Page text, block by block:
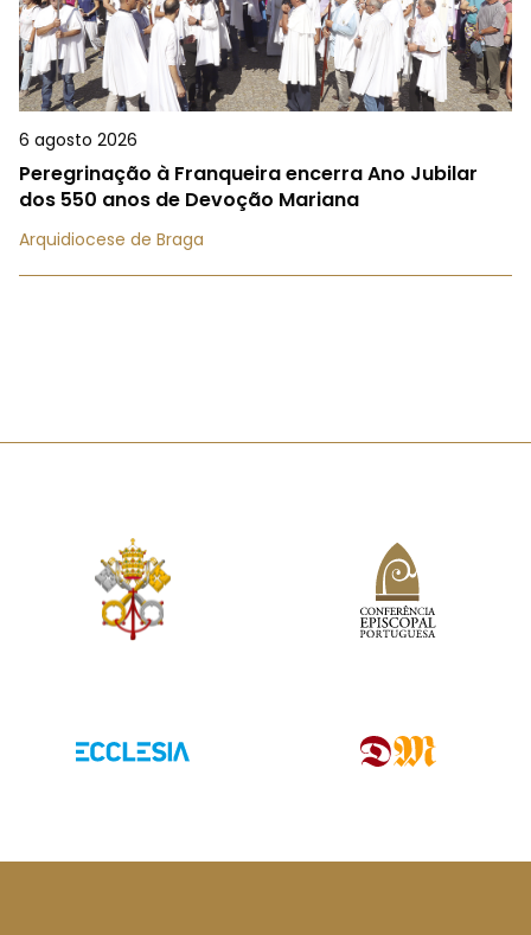
6 agosto 2026
Peregrinação à Franqueira encerra Ano Jubilar
dos 550 anos de Devoção Mariana
Arquidiocese de Braga